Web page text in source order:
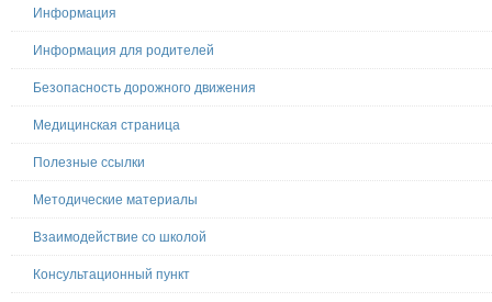
Информация
Информация для родителей
Безопасность дорожного движения
Медицинская страница
Полезные ссылки
Методические материалы
Взаимодействие со школой
Консультационный пункт